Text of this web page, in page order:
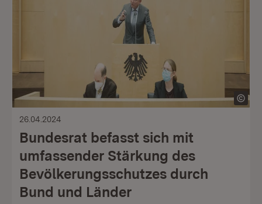
26.04.2024
Bundesrat befasst sich mit
umfassender Stärkung des
Bevölkerungsschutzes durch
Bund und Länder